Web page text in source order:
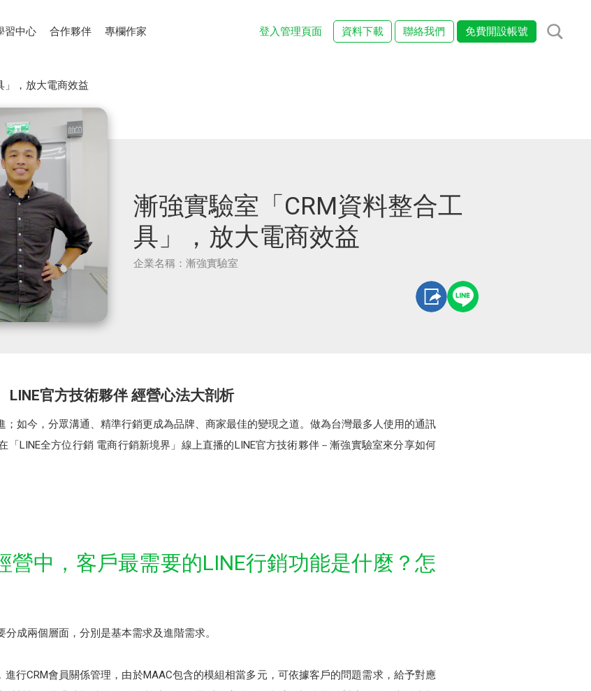
習中心 合作夥伴 專欄作家 登入管理頁面 資料下載 聯絡我們 免費開設帳號
」，放大電商效益
漸強實驗室「CRM資料整合工
具」，放大電商效益
企業名稱：漸強實驗室
LINE官方技術夥伴 經營心法大剖析
如今，分眾溝通、精準行銷更成為品牌、商家最佳的變現之道。做為台灣最多人使用的通訊
「LINE全方位行銷 電商行銷新境界」線上直播的LINE官方技術夥伴－漸強實驗室來分享如何
營中，客戶最需要的LINE行銷功能是什麼？怎
成兩個層面，分別是基本需求及進階需求。
行CRM會員關係管理，由於MAAC包含的模組相當多元，可依據客戶的問題需求，給予對應